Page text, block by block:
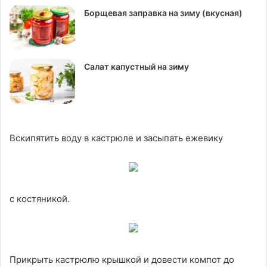
Борщевая заправка на зиму (вкусная)
Салат капустный на зиму
Вскипятить воду в кастрюле и засыпать ежевику
с костяникой.
Прикрыть кастрюлю крышкой и довести компот до